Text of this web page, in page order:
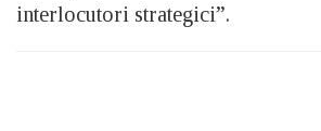
interlocutori strategici”.